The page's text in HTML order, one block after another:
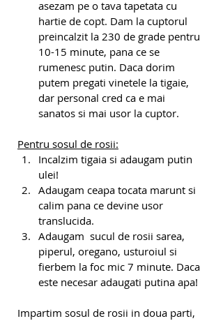
asezam pe o tava tapetata cu
hartie de copt. Dam la cuptorul
preincalzit la 230 de grade pentru
10-15 minute, pana ce se
rumenesc putin. Daca dorim
putem pregati vinetele la tigaie,
dar personal cred ca e mai
sanatos si mai usor la cuptor.
Pentru sosul de rosii:
Incalzim tigaia si adaugam putin
ulei!
Adaugam ceapa tocata marunt si
calim pana ce devine usor
translucida.
Adaugam  sucul de rosii sarea,
piperul, oregano, usturoiul si
fierbem la foc mic 7 minute. Daca
este necesar adaugati putina apa!
Impartim sosul de rosii in doua parti,